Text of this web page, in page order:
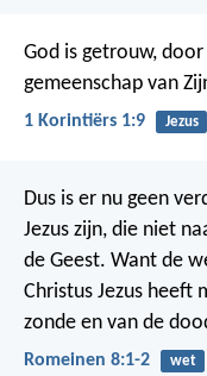
God is getrouw,
gemeenschap van
1 Korintiërs 1:9 Jezus
Dus is er nu geen
Jezus zijn, die niet
de Geest. Want de
Christus Jezus heeft
zonde en van de
Romeinen 8:1-2 wet